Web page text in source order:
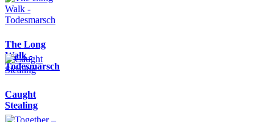
The Long
Walk -
Todesmarsch
Caught
Stealing